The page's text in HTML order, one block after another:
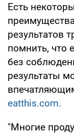
Есть
результатов
помнить, что
без
результаты
eatthis.com.
"Многие